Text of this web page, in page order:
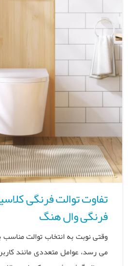
تفاوت توالت فرنگی
فرنگی وال هنگ
وقتی نوبت به انتخاب توالت
می رسد، عوامل متعددی مانند